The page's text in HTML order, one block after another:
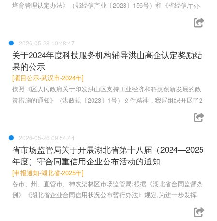
培育管理认定办法》（鄂经信产业〔2023〕156号）和《省经信厅办
2026-05-28 10:48:47
关于2024年度科技服务机构辅导洪山高企认定奖励结
果的公示
[项目公示-武汉市-2024年]
按照《区人民政府关于印发洪山区支持工业经济和科技创新发展的政
策措施的通知》（洪政规〔2023〕1号）文件精神，我局组织开展了2
2026-05-26 09:54:44
省市场监管局关于开展湖北省第十八届（2024—2025
年度）守合同重信用企业公布活动的通知
[申报通知-湖北省-2025年]
各市、州、直管市、神农架林区市场监管局:根据《湖北省合同监督条
例》《湖北省企业合同信用状况公布暂行办法》规定,为进一步发挥